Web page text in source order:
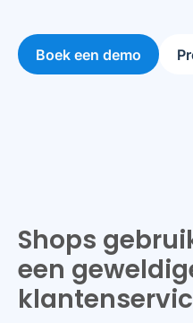
Boek een demo
Shops
een